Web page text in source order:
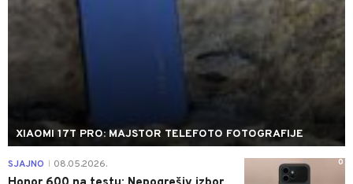
XIAOMI 17T PRO: MAJSTOR TELEFOTO FOTOGRAFIJE
0
SJAJNO 08.05.2026.